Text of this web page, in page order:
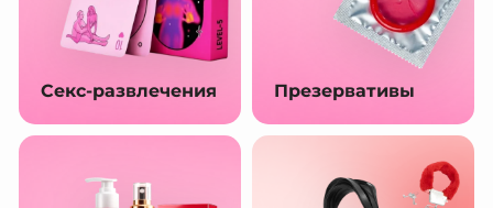
Секс-развлечения Презервативы